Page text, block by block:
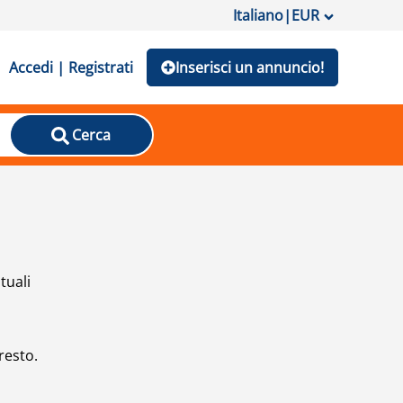
Italiano|EUR
Accedi | Registrati Inserisci un annuncio!
Cerca